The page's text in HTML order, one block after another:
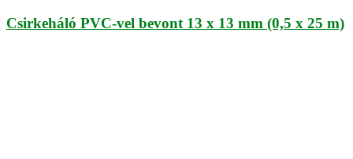
Csirkeháló PVC-vel bevont 13 x 13 mm (0,5 x 25 m)